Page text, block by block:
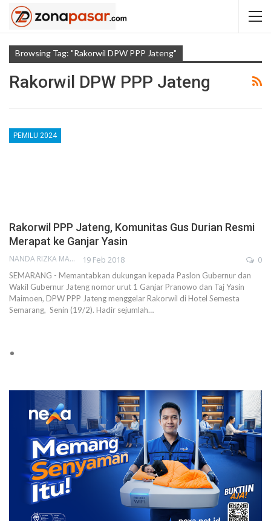
Browsing Tag: "Rakorwil DPW PPP Jateng"
Rakorwil DPW PPP Jateng
PEMILU 2024
Rakorwil PPP Jateng, Komunitas Gus Durian Resmi
Merapat ke Ganjar Yasin
NANDA RIZKA MAHENDRA 19 Feb 2018 0
SEMARANG - Memantabkan dukungan kepada Paslon Gubernur dan
Wakil Gubernur Jateng nomor urut 1 Ganjar Pranowo dan Taj Yasin
Maimoen, DPW PPP Jateng menggelar Rakorwil di Hotel Semesta
Semarang, Senin (19/2). Hadir sejumlah…